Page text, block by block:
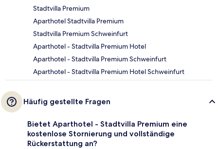
Stadtvilla Premium
Aparthotel Stadtvilla Premium
Stadtvilla Premium Schweinfurt
Aparthotel - Stadtvilla Premium Hotel
Aparthotel - Stadtvilla Premium Schweinfurt
Aparthotel - Stadtvilla Premium Hotel Schweinfurt
Häufig gestellte Fragen
Bietet Aparthotel - Stadtvilla Premium eine
kostenlose Stornierung und vollständige
Rückerstattung an?